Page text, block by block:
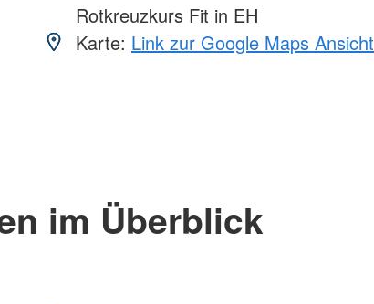
Rotkreuzkurs Fit in EH
Karte: Link zur Google Maps Ansicht
im Überblick